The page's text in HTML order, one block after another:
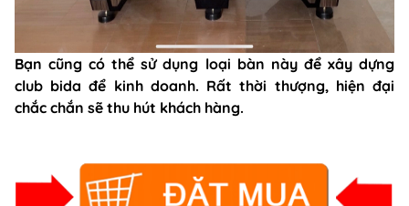
Bạn cũng có thể sử dụng loại bàn này để xây dựng
club bida để kinh doanh. Rất thời thượng, hiện đại
chắc chắn sẽ thu hút khách hàng.